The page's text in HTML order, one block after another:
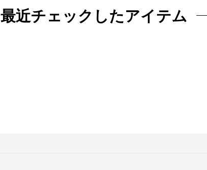
最近チェックしたアイテム